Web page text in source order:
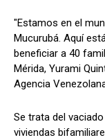
"Estamos en el
Mucurubá. Aquí
beneficiar a 40
Mérida, Yurami
Agencia
Se trata del
viviendas